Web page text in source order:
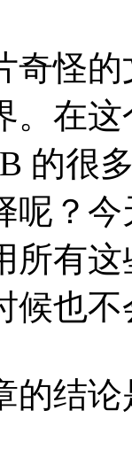
奇怪
。在
的很
呢？
所有
候也
的结